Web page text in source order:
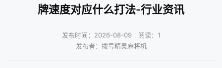
牌速度对应什么打法-行业资讯
发布时间：2026-08-09｜阅读：1
发布者：拨号精灵麻将机